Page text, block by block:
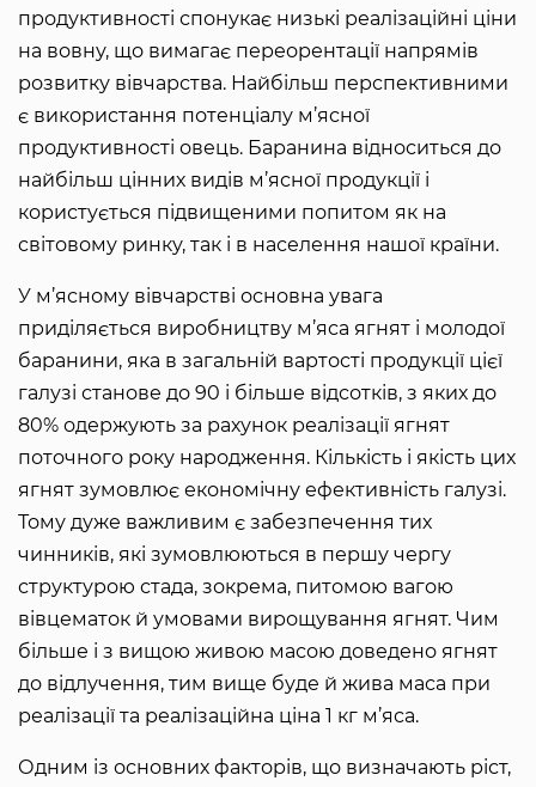
продуктивності спонукає низькі реалізаційні ціни
на вовну, що вимагає переорентації напрямів
розвитку вівчарства. Найбільш перспективними
є використання потенціалу м’ясної
продуктивності овець. Баранина відноситься до
найбільш цінних видів м’ясної продукції і
користується підвищеними попитом як на
світовому ринку, так і в населення нашої країни.
У м’ясному вівчарстві основна увага
приділяється виробництву м’яса ягнят і молодої
баранини, яка в загальній вартості продукції цієї
галузі станове до 90 і більше відсотків, з яких до
80% одержують за рахунок реалізації ягнят
поточного року народження. Кількість і якість цих
ягнят зумовлює економічну ефективність галузі.
Тому дуже важливим є забезпечення тих
чинників, які зумовлюються в першу чергу
структурою стада, зокрема, питомою вагою
вівцематок й умовами вирощування ягнят. Чим
більше і з вищою живою масою доведено ягнят
до відлучення, тим вище буде й жива маса при
реалізації та реалізаційна ціна 1 кг м’яса.
Одним із основних факторів, що визначають ріст,